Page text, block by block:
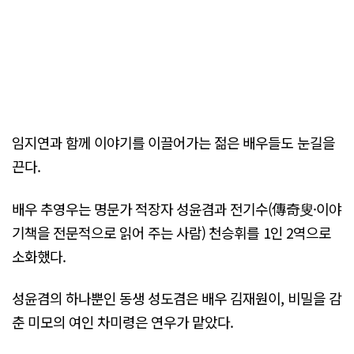
임지연과 함께 이야기를 이끌어가는 젊은 배우들도 눈길을
끈다.
배우 추영우는 명문가 적장자 성윤겸과 전기수(傳奇叟·이야
기책을 전문적으로 읽어 주는 사람) 천승휘를 1인 2역으로
소화했다.
성윤겸의 하나뿐인 동생 성도겸은 배우 김재원이, 비밀을 감
춘 미모의 여인 차미령은 연우가 맡았다.